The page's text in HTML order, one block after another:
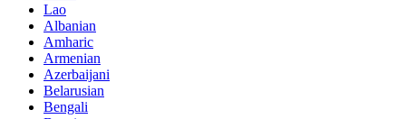
Lao
Albanian
Amharic
Armenian
Azerbaijani
Belarusian
Bengali